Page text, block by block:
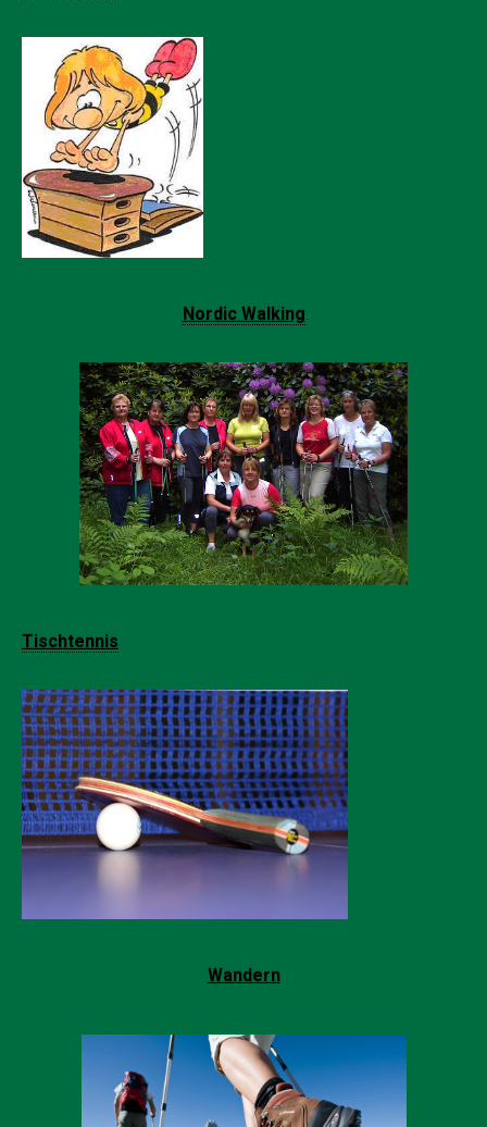
Nordic Walking
Tischtennis
Wandern